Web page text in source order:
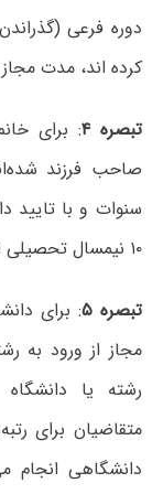
دوره فرعی
کرده اند، مدت مجاز حداکثر ۹
تبصره ۴ : برای
صاحب فرزند
سنوات و با تایید
۱۰ نیمسال تحصیلی است.
تبصره ۵ : برای
مجاز از ورود به
دانشگاهی انجام